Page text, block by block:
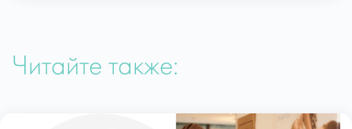
Читайте также: